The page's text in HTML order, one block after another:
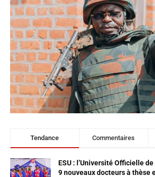
Tendance Commentaires
ESU : l’Université Officielle
9 nouveaux docteurs à thèse